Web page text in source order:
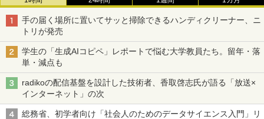
手の届く場所に置いてサッと掃除できるハンディクリーナー、ニ
トリが発売
学生の「生成AIコピペ」レポートで悩む大学教員たち。留年・落
単・減点も
radikoの配信基盤を設計した技術者、香取啓志氏が語る「放送×
インターネット」の次
総務省、初学者向け「社会人のためのデータサイエンス入門」リ